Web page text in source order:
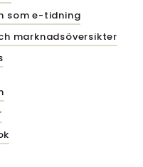
som e-tidning
marknadsöversikter